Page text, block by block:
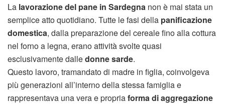
La lavorazione del pane in Sardegna non è mai stata un
semplice atto quotidiano. Tutte le fasi della panificazione
domestica, dalla preparazione del cereale fino alla cottura
nel forno a legna, erano attività svolte quasi
esclusivamente dalledonne sarde.
Questo lavoro, tramandato di madre in figlia, coinvolgeva
più generazioni all’interno della stessa famiglia e
rappresentava una vera e propriaforma di aggregazione